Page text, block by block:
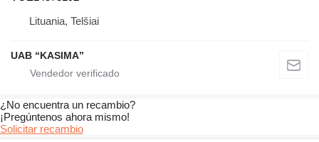
Lituania, Telšiai
UAB “KASIMA”
¿No encuentra un recambio?
¡Pregúntenos ahora mismo!
Solicitar recambio